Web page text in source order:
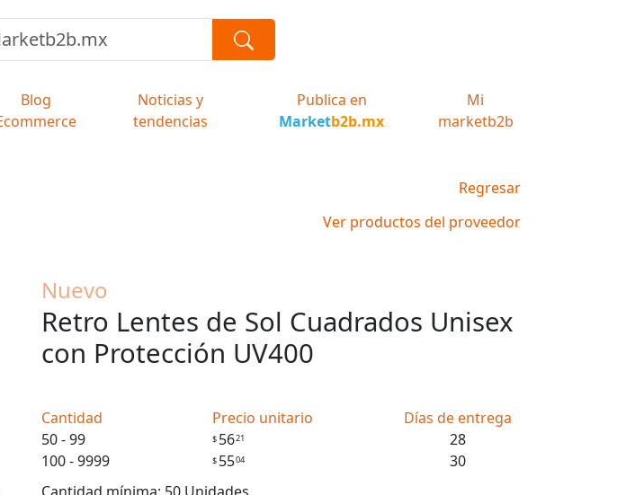
Blog
Noticias y
tendencias
Publica en
Marketb2b.mx
Mi
marketb2b
Regresar
Ver productos del proveedor
Nuevo
Retro Lentes de Sol Cuadrados Unisex
con Protección UV400
Cantidad Precio unitario
Días de entrega
50 - 99
$ 5621
28
100 - 9999
$ 5504
30